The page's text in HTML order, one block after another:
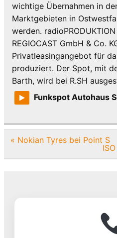
wichtige Übernahmen in
Marktgebieten in
werden.
REGIOCAST GmbH & Co.
Privatleasingangebot für
produziert. Der Spot, mit
Barth, wird bei R.SH
Funkspot Autohaus
Beitragsnavigation
« Nokian Tyres bei Point S